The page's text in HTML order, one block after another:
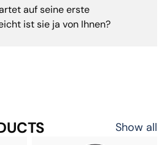
auf seine erste
ist sie ja von Ihnen?
Show all